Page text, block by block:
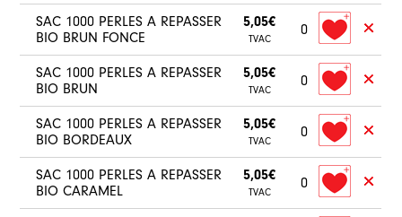
SAC 1000 PERLES A REPASSER
BIO BRUN FONCE
5,05€
TVAC
0
SAC 1000 PERLES A REPASSER
BIO BRUN
5,05€
TVAC
0
SAC 1000 PERLES A REPASSER
BIO BORDEAUX
5,05€
TVAC
0
SAC 1000 PERLES A REPASSER
BIO CARAMEL
5,05€
TVAC
0